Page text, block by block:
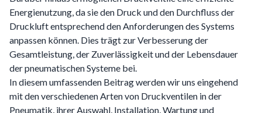
Energienutzung, da sie den Druck und den Durchfluss der
Druckluft entsprechend den Anforderungen des Systems
anpassen können. Dies trägt zur Verbesserung der
Gesamtleistung, der Zuverlässigkeit und der Lebensdauer
der pneumatischen Systeme bei.
In diesem umfassenden Beitrag werden wir uns eingehend
mit den verschiedenen Arten von Druckventilen in der
Pneumatik, ihrer Auswahl, Installation, Wartung und